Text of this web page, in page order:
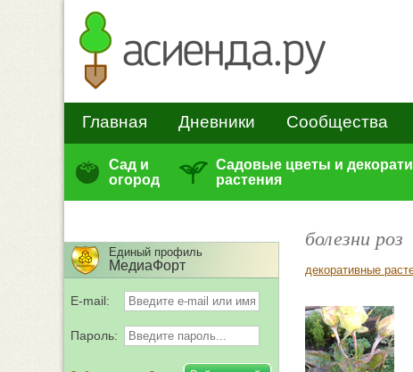
Главная Дневники Сообщества
Сад и
огород
Садовые цветы и
растения
болезни роз
декоративные
Единый профиль
МедиаФорт
E-mail:
Пароль: